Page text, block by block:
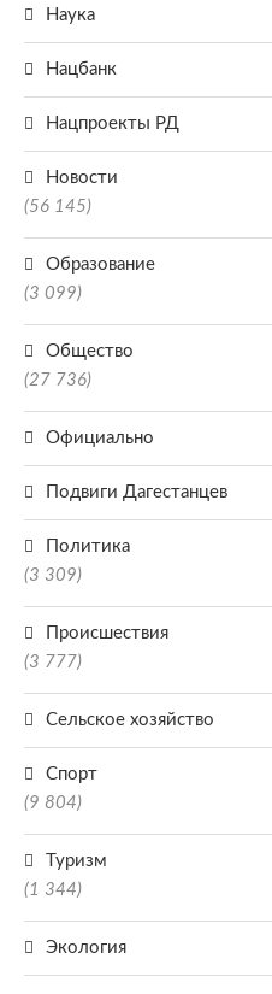
Наука
Нацбанк
Нацпроекты РД
Новости
(56 145)
Образование
(3 099)
Общество
(27 736)
Официально
Подвиги Дагестанцев
Политика
(3 309)
Происшествия
(3 777)
Сельское хозяйство
Спорт
(9 804)
Туризм
(1 344)
Экология